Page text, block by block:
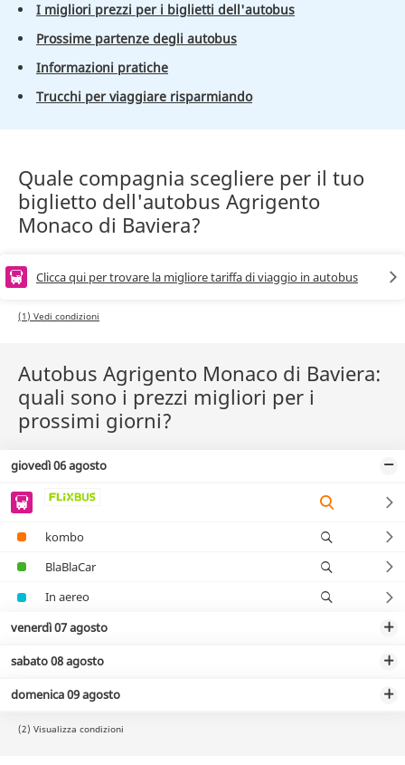
I migliori prezzi per i biglietti dell'autobus
Prossime partenze degli autobus
Informazioni pratiche
Trucchi per viaggiare risparmiando
Quale compagnia scegliere per il tuo
biglietto dell'autobus Agrigento
Monaco di Baviera?
Clicca qui per trovare la migliore tariffa di viaggio in autobus
(1) Vedi condizioni
Autobus Agrigento Monaco di Baviera:
quali sono i prezzi migliori per i
prossimi giorni?
giovedì 06 agosto
kombo
BlaBlaCar
In aereo
venerdì 07 agosto
sabato 08 agosto
domenica 09 agosto
(2) Visualizza condizioni